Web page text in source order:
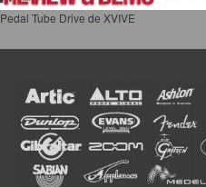
Pedal Tube Drive de XVIVE